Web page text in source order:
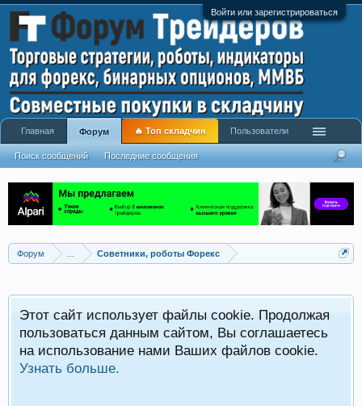
Войти или зарегистрироваться
Форум Советники, роботы Форекс
Этот сайт использует файлы cookie. Продолжая
пользоваться данным сайтом, Вы соглашаетесь
на использование нами Ваших файлов cookie.
Узнать больше.
Главная Форум
Поиск сообщений Последние сообщения
🔥 Топ складчин Пользователи